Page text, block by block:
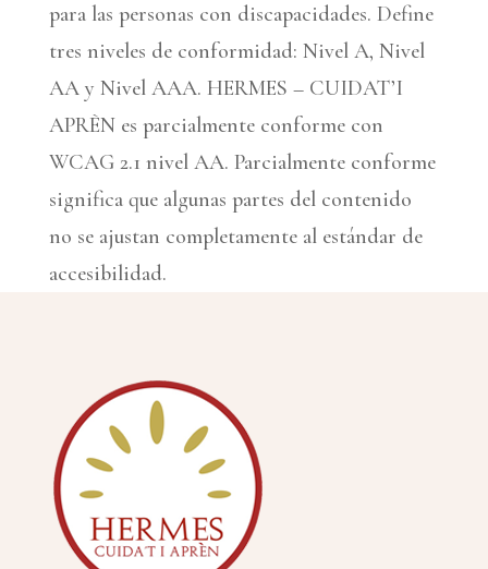
para las personas con discapacidades. Define
tres niveles de conformidad: Nivel A, Nivel
AA y Nivel AAA. HERMES – CUIDAT’I
APRÈN es parcialmente conforme con
WCAG 2.1 nivel AA. Parcialmente conforme
significa que algunas partes del contenido
no se ajustan completamente al estándar de
accesibilidad.